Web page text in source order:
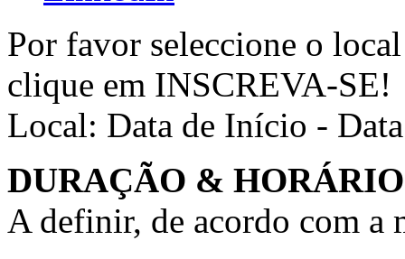
Por favor seleccione o
clique em INSCREVA-SE!
Local: Data de Início -
DURAÇÃO & HORÁRIO
A definir, de acordo com a